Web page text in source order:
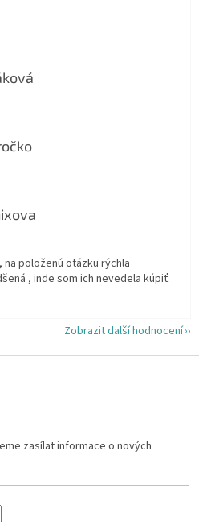
je 5 z 5 hvězdiček.
je 5 z 5 hvězdiček.
je 5 z 5 hvězdiček.
je 5 z 5 hvězdiček.
položenú otázku rýchla
, inde som ich nevedela kúpiť
Zobrazit další hodnocení
zasílat informace o nových